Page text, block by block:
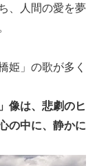
、人間の愛を夢
姫」の歌が多く
像は、悲劇のヒ
の中に、静かに